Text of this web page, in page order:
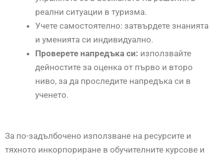
реални ситуации в туризма.
Учете самостоятелно: затвърдете знанията
и уменията си индивидуално.
Проверете напредъка си: използвайте
дейностите за оценка от първо и второ
ниво, за да проследите напредъка си в
ученето.
За по-задълбочено използване на ресурсите и
тяхното инкорпориране в обучителните курсове и